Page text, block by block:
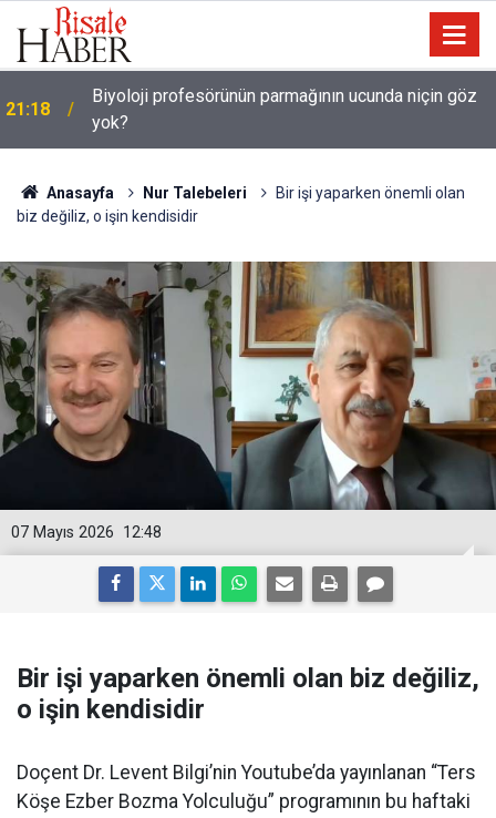
21:18
Biyoloji profesörünün parmağının ucunda niçin göz
yok?
Anasayfa Nur Talebeleri
Bir işi yaparken önemli olan
biz değiliz, o işin kendisidir
12:48
07 Mayıs 2026
Bir işi yaparken önemli olan biz değiliz,
o işin kendisidir
Doçent Dr. Levent Bilgi’nin Youtube’da yayınlanan “Ters
Köşe Ezber Bozma Yolculuğu” programının bu haftaki